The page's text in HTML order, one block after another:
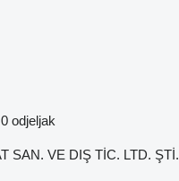
0 odjeljak
SAN. VE DIŞ TİC. LTD. ŞTİ.